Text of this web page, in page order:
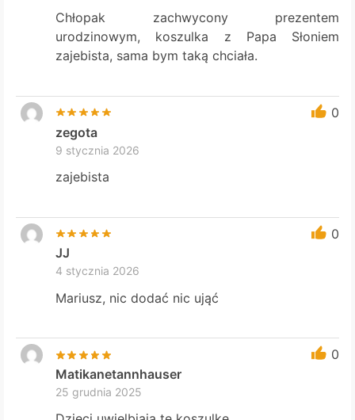
Chłopak zachwycony prezentem
urodzinowym, koszulka z Papa Słoniem
zajebista, sama bym taką chciała.
0
zegota
9 stycznia 2026
zajebista
0
JJ
4 stycznia 2026
Mariusz, nic dodać nic ująć
0
Matikanetannhauser
25 grudnia 2025